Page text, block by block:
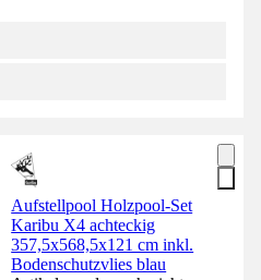
Aufstellpool Holzpool-Set
Karibu X4 achteckig
357,5x568,5x121 cm inkl.
Bodenschutzvlies blau